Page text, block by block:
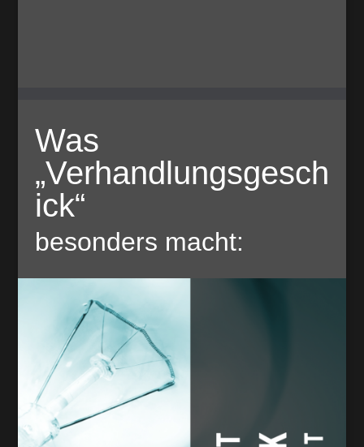
Was
„Verhandlungsgesch
ick“
besonders macht: